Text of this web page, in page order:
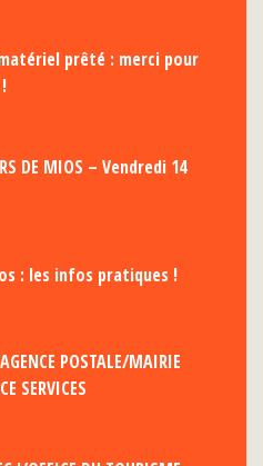
prêté : merci pour
DE MIOS – Vendredi 14
: les infos pratiques !
POSTALE/MAIRIE
SERVICES